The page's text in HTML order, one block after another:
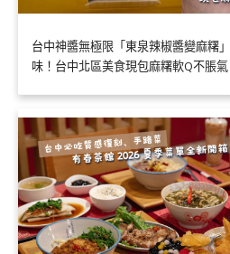
台中神醬無極限「東泉辣椒醬變麻糬
味！台中北區美食現包麻糬軟Q不脹氣